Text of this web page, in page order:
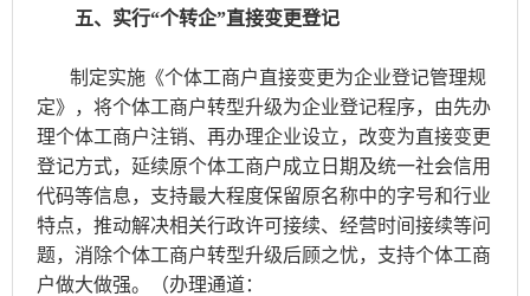
五、实行“个转企”直接变更登记
制定实施《个体工商户直接变更为企业登记管理规
定》，将个体工商户转型升级为企业登记程序，由先办
理个体工商户注销、再办理企业设立，改变为直接变更
登记方式，延续原个体工商户成立日期及统一社会信用
代码等信息，支持最大程度保留原名称中的字号和行业
特点，推动解决相关行政许可接续、经营时间接续等问
题，消除个体工商户转型升级后顾之忧，支持个体工商
户做大做强。（办理通道：